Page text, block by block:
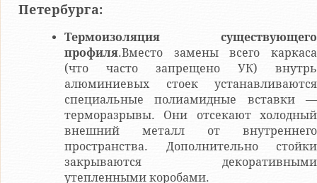
Петербурга:
Термоизоляция существующего
профиля.Вместо замены всего каркаса
(что часто запрещено УК) внутрь
алюминиевых стоек устанавливаются
специальные полиамидные вставки —
терморазрывы. Они отсекают холодный
внешний металл от внутреннего
пространства. Дополнительно стойки
закрываются декоративными
утепленными коробами.